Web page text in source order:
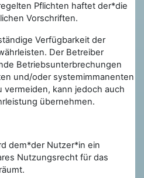
Pflichten haftet der*die
Vorschriften.
Verfügbarkeit der
Der Betreiber
Betriebsunterbrechungen
und/oder systemimmanenten
kann jedoch auch
übernehmen.
dem*der Nutzer*in ein
Nutzungsrecht für das